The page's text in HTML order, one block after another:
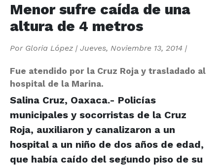
Menor sufre caída de una
altura de 4 metros
Por Gloria López | Jueves, Noviembre 13, 2014 |
Fue atendido por la Cruz Roja y trasladado al
hospital de la Marina.
Salina Cruz, Oaxaca.- Policías
municipales y socorristas de la Cruz
Roja, auxiliaron y canalizaron a un
hospital a un niño de dos años de edad,
que había caído del segundo piso de su